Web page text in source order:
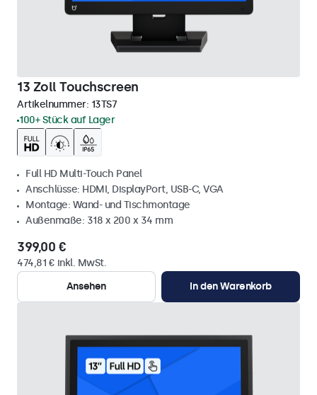
13 Zoll Touchscreen
Artikelnummer: 13TS7
100+ Stück auf Lager
Full HD Multi-Touch Panel
Anschlüsse: HDMI, DisplayPort, USB-C, VGA
Montage: Wand- und Tischmontage
Außenmaße: 318 x 200 x 34 mm
399,00 €
474,81 € inkl. MwSt.
Ansehen
In den Warenkorb